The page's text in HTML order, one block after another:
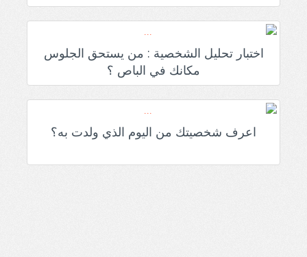
اختبار تحليل الشخصية : من يستحق الجلوس
مكانك في الباص ؟
اعرف شخصيتك من اليوم الذي ولدت به؟